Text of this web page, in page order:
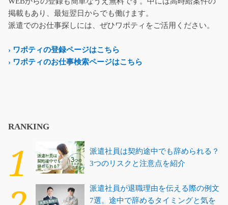
掲載もあり、最短翌日からでも働けます。
派遣でのお仕事探しには、ぜひワポティをご活用ください。
› ワポティの登録ページはこちら
› ワポティのお仕事検索ページはこちら
RANKING
派遣社員は契約途中でも辞められる？
3つのリスクと注意点を紹介
派遣社員が退職理由を伝える際の例文
7選。途中で辞めるタイミングと気を